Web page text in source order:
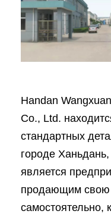
Handan
Co., Ltd.
стандартных
городе
является
продающим свою
самостоятельно,